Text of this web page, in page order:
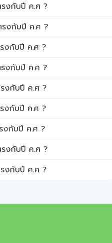
งกับปี ค.ศ ?
งกับปี ค.ศ ?
งกับปี ค.ศ ?
งกับปี ค.ศ ?
งกับปี ค.ศ ?
งกับปี ค.ศ ?
งกับปี ค.ศ ?
งกับปี ค.ศ ?
งกับปี ค.ศ ?